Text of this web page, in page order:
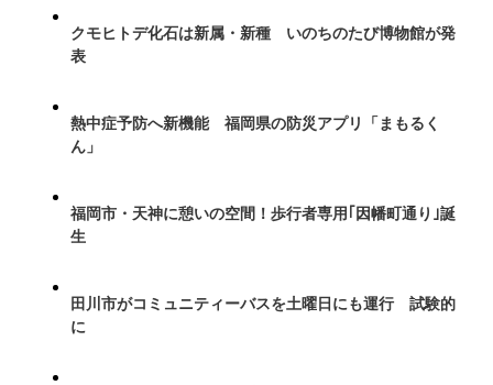
クモヒトデ化石は新属・新種 いのちのたび博物館が発
表
熱中症予防へ新機能 福岡県の防災アプリ「まもるく
ん」
福岡市・天神に憩いの空間！歩行者専用｢因幡町通り｣誕
生
田川市がコミュニティーバスを土曜日にも運行 試験的
に